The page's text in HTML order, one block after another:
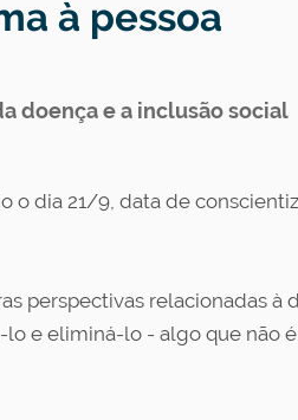
à pessoa
doença e a inclusão social
o dia 21/9, data de
perspectivas relacionadas à
e eliminá-lo - algo que não